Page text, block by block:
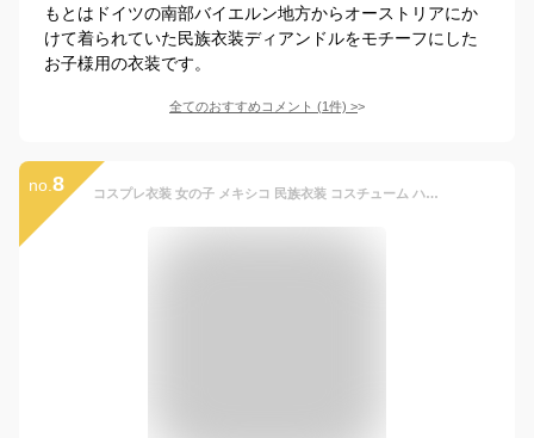
もとはドイツの南部バイエルン地方からオーストリアにか
けて着られていた民族衣装ディアンドルをモチーフにした
お子様用の衣装です。
全てのおすすめコメント (1件) >
no. 8 コスプレ衣装 女の子 メキシコ 民族衣装 コスチューム ハロウィン キッズ ミニワンピース 女の子 おとぎ話 童話 コスチューム cosplay 宴会 余興 忘年会 園際 文化際 仮装 舞台 ダンス衣装 可愛い 踊り子 ハロウィン 子供服 S M L